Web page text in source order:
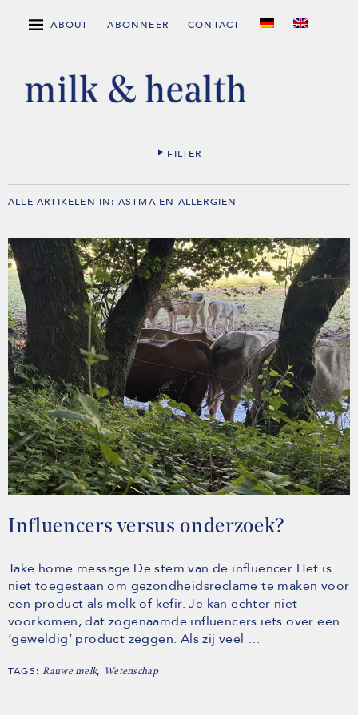
ABOUT ABONNEER CONTACT
FILTER
ALLE ARTIKELEN IN: ASTMA EN ALLERGIEN
Influencers versus onderzoek?
Take home message De stem van de influencer Het is
niet toegestaan om gezondheidsreclame te maken voor
een product als melk of kefir. Je kan echter niet
voorkomen, dat zogenaamde influencers iets over een
‘geweldig’ product zeggen. Als zij veel …
TAGS:Rauwe melk, Wetenschap